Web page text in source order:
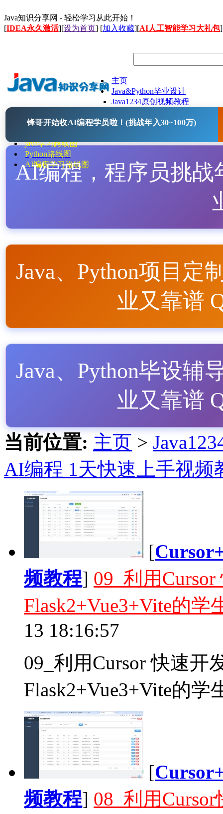
Java知识分享网 - 轻松学习从此开始！
[IDEA永久激活][设为首页] [加入收藏][AI人工智能学习大礼包]
主页
Java&Python毕业设计
Java1234原创视频教程
Java开源项目
java学习路线图
Python路线图
AI编程学习路线图
锋哥开始收AI编程学员啦！(挑战年入30~100万)
AI编程，程序员挑战
Java、Python项目定
业又靠谱
Java、Python毕设辅
业又靠谱
当前位置: 主页 >
AI编程 1天快速上手视频
[
频教程] 09_利用
Flask2+Vue3+Vite的学
13 18:16:57
09_利用Cursor 快速开
Flask2+Vue3+Vite的学
[
频教程] 08_利用